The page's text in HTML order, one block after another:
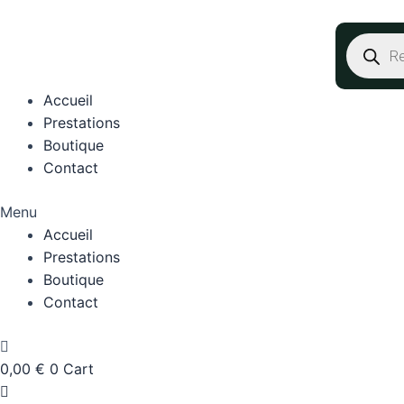
de
produits
Accueil
Prestations
Boutique
Contact
Menu
Accueil
Prestations
Boutique
Contact
0,00 € 0 Cart